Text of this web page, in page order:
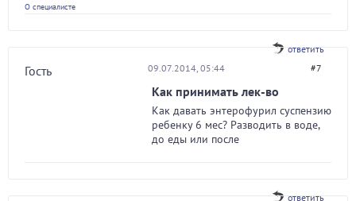
О специалисте
ответить
Гость 09.07.2014, 05:44 #7
Как принимать лек-во
Как давать энтерофурил суспензию
ребенку 6 мес? Разводить в воде,
до еды или после
ответить